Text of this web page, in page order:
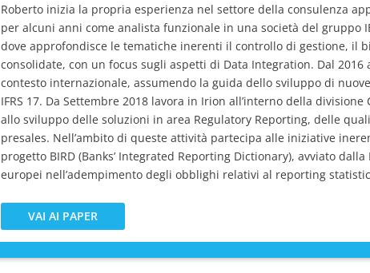
Roberto inizia la propria esperienza nel settore della consulenza
per alcuni anni come analista funzionale in una società del gruppo
dove approfondisce le tematiche inerenti il controllo di gestione, il
consolidate, con un focus sugli aspetti di Data Integration. Dal
contesto internazionale, assumendo la guida dello sviluppo di
IFRS 17. Da Settembre 2018 lavora in Irion all’interno della
allo sviluppo delle soluzioni in area Regulatory Reporting, delle
presales. Nell’ambito di queste attività partecipa alle iniziative
progetto BIRD (Banks’ Integrated Reporting Dictionary), avviato
europei nell’adempimento degli obblighi relativi al reporting
VAI AI PAPER